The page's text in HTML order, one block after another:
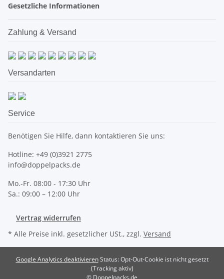
Gesetzliche Informationen
Zahlung & Versand
Versandarten
Service
Benötigen Sie Hilfe, dann kontaktieren Sie uns:
Hotline: +49 (0)3921 2775
info@doppelpacks.de
Mo.-Fr. 08:00 - 17:30 Uhr
Sa.: 09:00 – 12:00 Uhr
Vertrag widerrufen
* Alle Preise inkl. gesetzlicher USt., zzgl. Versand
Google Analytics deaktivieren Status: Opt-Out-Cookie ist nicht gesetzt
(Tracking aktiv)
© Doppelpacks.de